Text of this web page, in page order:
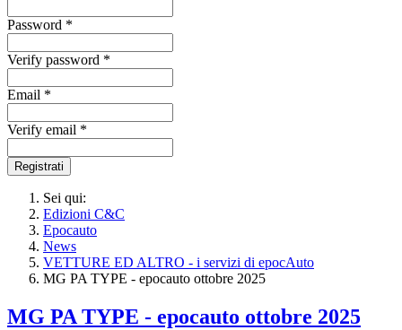
Password *
Verify password *
Email *
Verify email *
Registrati
Sei qui:
Edizioni C&C
Epocauto
News
VETTURE ED ALTRO - i servizi di epocAuto
MG PA TYPE - epocauto ottobre 2025
MG PA TYPE - epocauto ottobre 2025